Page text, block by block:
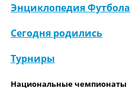
Энциклопедия Футбола
Сегодня родились
Турниры
Национальные чемпионаты